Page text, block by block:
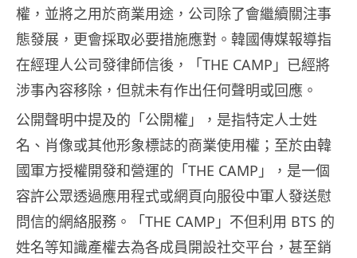
權，並將之用於商業用途，公司除了會繼續關注事
態發展，更會採取必要措施應對。韓國傳媒報導指
在經理人公司發律師信後，「THE CAMP」已經將
涉事內容移除，但就未有作出任何聲明或回應。
公開聲明中提及的「公開權」，是指特定人士姓
名、肖像或其他形象標誌的商業使用權；至於由韓
國軍方授權開發和營運的「THE CAMP」，是一個
容許公眾透過應用程式或網頁向服役中軍人發送慰
問信的網絡服務。「THE CAMP」不但利用 BTS 的
姓名等知識產權去為各成員開設社交平台，甚至銷